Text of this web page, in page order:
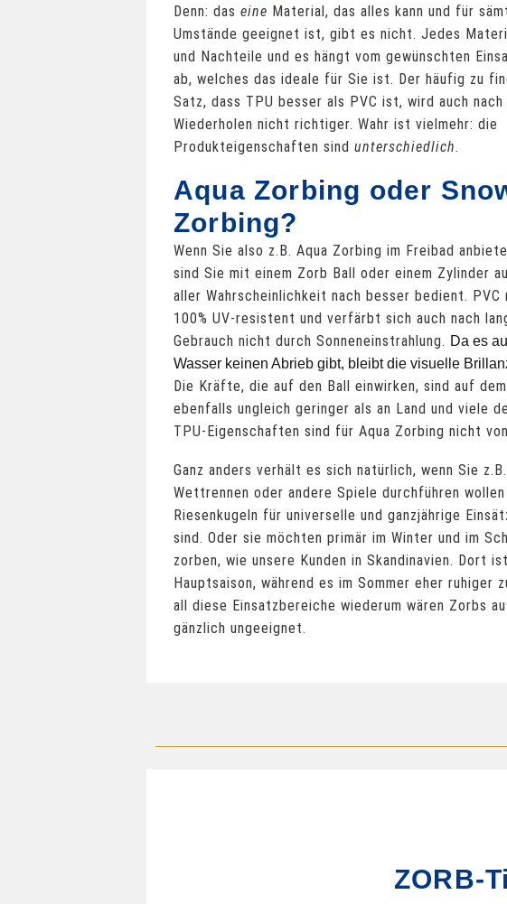
Denn: das eine Material, das alles kann und für
Umstände geeignet ist, gibt es nicht. Jedes
und Nachteile und es hängt vom gewünschten
ab, welches das ideale für Sie ist. Der häufig zu
Satz, dass TPU besser als PVC ist, wird auch
Wiederholen nicht richtiger. Wahr ist vielmehr: die
Produkteigenschaften sind unterschiedlich.
Aqua Zorbing oder
Zorbing?
Wenn Sie also z.B. Aqua Zorbing im Freibad
sind Sie mit einem Zorb Ball oder einem Zylinder
aller Wahrscheinlichkeit nach besser bedient. PVC
100% UV-resistent und verfärbt sich auch nach
Gebrauch nicht durch Sonneneinstrahlung. Da es
Wasser keinen Abrieb gibt, bleibt die visuelle
Die Kräfte, die auf den Ball einwirken, sind auf
ebenfalls ungleich geringer als an Land und viele
TPU-Eigenschaften sind für Aqua Zorbing nicht
Ganz anders verhält es sich natürlich, wenn Sie z.B.
Wettrennen oder andere Spiele durchführen wollen
Riesenkugeln für universelle und ganzjährige
sind. Oder sie möchten primär im Winter und im
zorben, wie unsere Kunden in Skandinavien. Dort
Hauptsaison, während es im Sommer eher ruhiger
all diese Einsatzbereiche wiederum wären Zorbs
gänzlich ungeeignet.
ZORB-